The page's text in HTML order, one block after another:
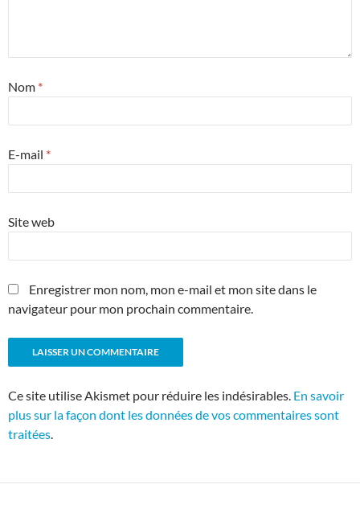
Nom *
E-mail *
Site web
Enregistrer mon nom, mon e-mail et mon site dans le
navigateur pour mon prochain commentaire.
Ce site utilise Akismet pour réduire les indésirables. En savoir
plus sur la façon dont les données de vos commentaires sont
traitées